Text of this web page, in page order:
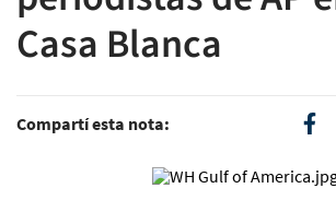
Casa Blanca
Compartí esta nota: